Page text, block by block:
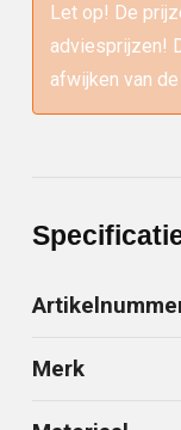
Let op! De
adviesprijzen!
afwijken van
Merk